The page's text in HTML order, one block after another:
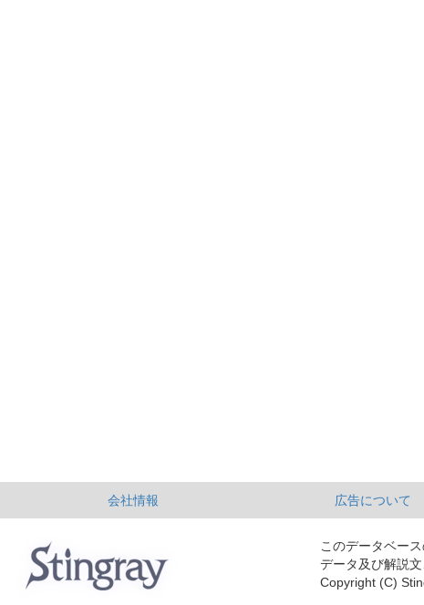
会社情報 広告について
このデータベー
データ及び解説
Copyright (C)